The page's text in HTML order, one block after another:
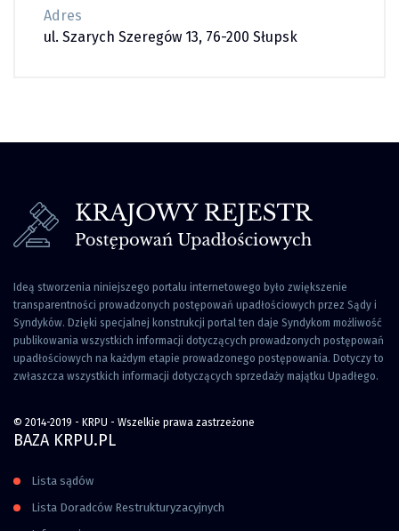
Adres
ul. Szarych Szeregów 13, 76-200 Słupsk
Ideą stworzenia niniejszego portalu internetowego było zwiększenie
transparentności prowadzonych postępowań upadłościowych przez Sądy i
Syndyków. Dzięki specjalnej konstrukcji portal ten daje Syndykom możliwość
publikowania wszystkich informacji dotyczących prowadzonych postępowań
upadłościowych na każdym etapie prowadzonego postępowania. Dotyczy to
zwłaszcza wszystkich informacji dotyczących sprzedaży majątku Upadłego.
© 2014-2019 - KRPU - Wszelkie prawa zastrzeżone
BAZA KRPU.PL
Lista sądów
Lista Doradców Restrukturyzacyjnych